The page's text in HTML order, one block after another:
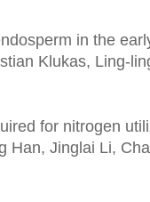
in the
Klukas, Ling-
for nitrogen
Jinglai Li,